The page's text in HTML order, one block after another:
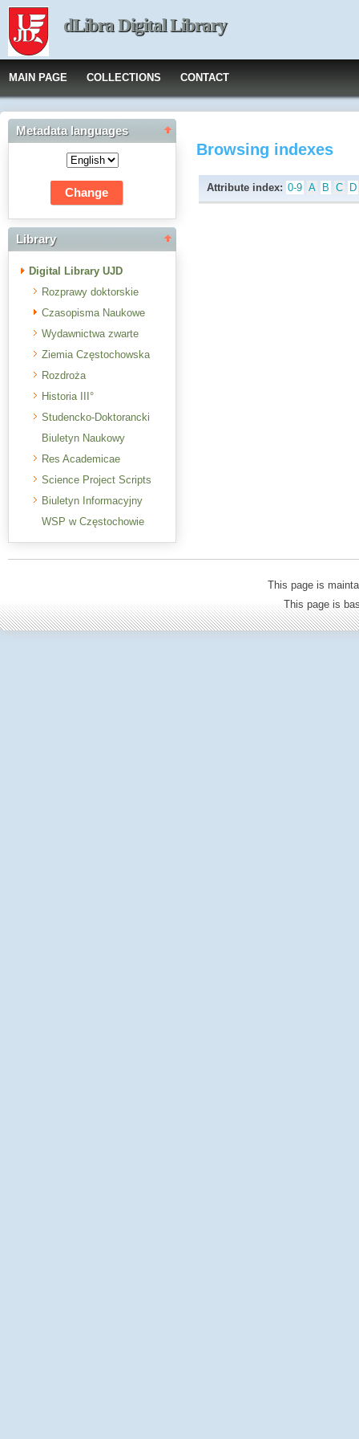
dLibra Digital Library
MAIN PAGE COLLECTIONS CONTACT
Metadata languages
Library
Digital Library UJD
Rozprawy doktorskie
Czasopisma Naukowe
Wydawnictwa zwarte
Ziemia Częstochowska
Rozdroża
Historia III°
Studencko-Doktorancki
Biuletyn Naukowy
Res Academicae
Science Project Scripts
Biuletyn Informacyjny
WSP w Częstochowie
Browsing indexes
Attribute index: 0-9 A B C D
This page is
This page is